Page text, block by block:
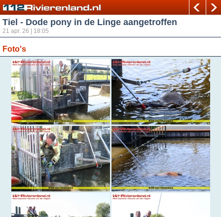
Tiel - Dode pony in de Linge aangetroffen
21 apr. 26 | 18:05
Foto's